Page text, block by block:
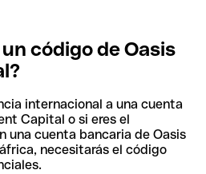
código de Oasis
internacional a una cuenta
Capital o si eres el
una cuenta bancaria de Oasis
necesitarás el código